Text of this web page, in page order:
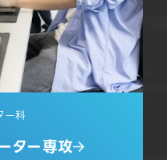
ー科
ター専攻